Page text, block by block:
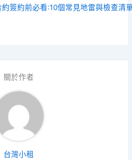
簽約前必看:10個常見地雷與檢查清
關於作者
台灣小租